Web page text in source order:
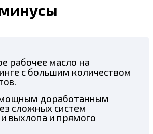
рабочее масло на
с большим количеством
доработанным
сложных систем
выхлопа и прямого